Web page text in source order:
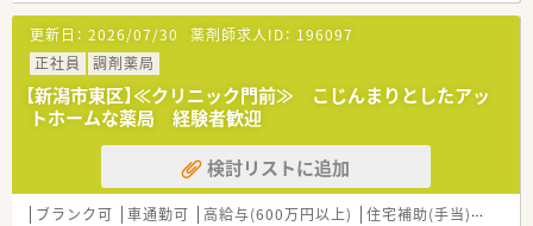
【法人特徴について】
■東証プライム上場グループとしての安定した経営基盤を持ち、
新潟県と山形県を中心に店舗を展開しています。
■１９６４年に県内で初めて処方箋調剤を開始した歴史があり、
長年にわたり地域の健康を支え続けています。
■健康サポート薬局としての機能も有しており、地域のかかりつ
け薬局として住民からの信頼も厚い企業です。
【勤務実態について】
■年間休日は１１８日から１１９日確保されており、仕事とプラ
更新日： 2026/07/30 薬剤師求人ID： 196097
正社員
調剤薬局
【新潟市東区】≪クリニック門前≫ こじんまりとしたアッ
トホームな薬局 経験者歓迎
検討リストに追加
ブランク可 車通勤可 高給与(600万円以上) 住宅補助(手当)あり